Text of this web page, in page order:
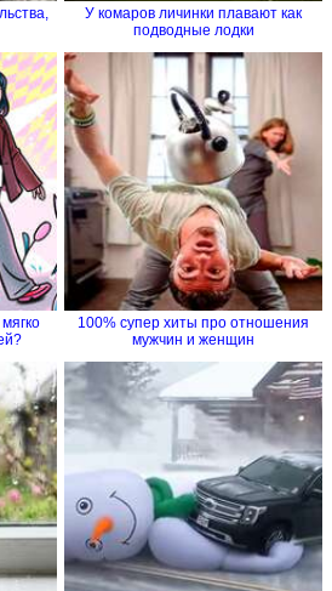
У комаров личинки плавают как
подводные лодки
100% супер хиты про отношения
мужчин и женщин